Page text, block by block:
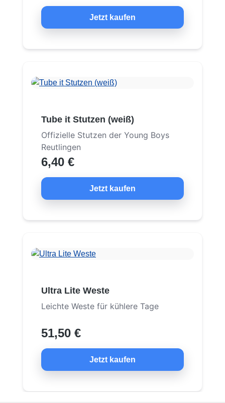
Jetzt kaufen
Tube it Stutzen (weiß)
Offizielle Stutzen der Young Boys
Reutlingen
6,40 €
Jetzt kaufen
Ultra Lite Weste
Leichte Weste für kühlere Tage
51,50 €
Jetzt kaufen